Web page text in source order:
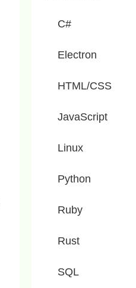
C#
Electron
HTML/CSS
JavaScript
Linux
Python
Ruby
Rust
SQL